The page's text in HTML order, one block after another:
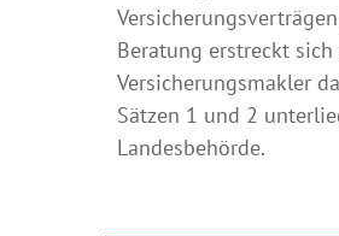
Beratung erstreckt
Versicherungsmakler
Sätzen 1 und 2
Landesbehörde.